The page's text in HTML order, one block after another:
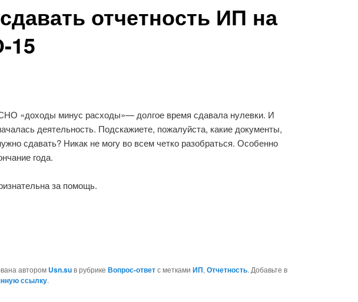
отчетность ИП на
15
«доходы минус расходы»— долгое время сдавала нулевки. И
деятельность. Подскажиете, пожалуйста, какие документы,
сдавать? Никак не могу во всем четко разобраться. Особенно
года.
за помощь.
автором Usn.suв рубрике Вопрос-ответс метками ИП, Отчетность. Добавьте в
ссылку.